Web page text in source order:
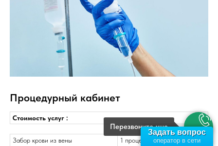
Процедурный кабинет
Стоимость услуг :
Забор крови из вены 1 процедура 250 руб.
Перезвоните мне
Задать вопрос
оператор в сети